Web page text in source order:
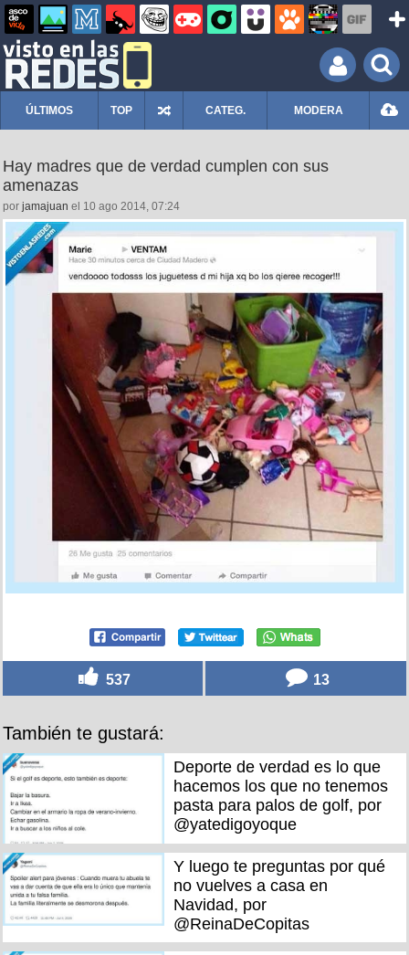
ÚLTIMOS TOP CATEG. MODERA
Hay madres que de verdad cumplen con sus
amenazas
por jamajuan el 10 ago 2014, 07:24
537 13
También te gustará:
Deporte de verdad es lo que
hacemos los que no tenemos
pasta para palos de golf, por
@yatedigoyoque
Y luego te preguntas por qué
no vuelves a casa en
Navidad, por
@ReinaDeCopitas